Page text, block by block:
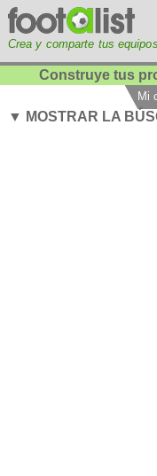
Crea y comparte tus equipos
Construye tus
Mi
▼ MOSTRAR LA